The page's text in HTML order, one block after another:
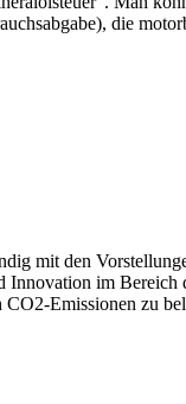
die
mit den
im
Emissionen zu